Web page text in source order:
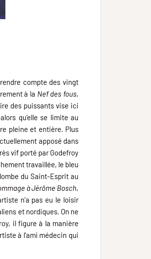
compte des vingt
à la Nef des fous,
des puissants vise ici
qu’elle se limite au
pleine et entière. Plus
apposé dans
vif porté par Godefroy
travaillée, le bleu
du Saint-Esprit au
à Jérôme Bosch,
n’a pas eu le loisir
et nordiques. On ne
il figure à la manière
à l’ami médecin qui